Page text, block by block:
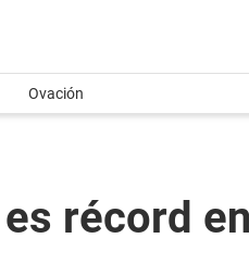
Ovación
récord